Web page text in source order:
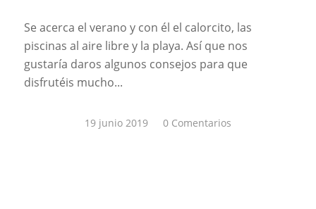
Se acerca el verano y con él el calorcito, las
piscinas al aire libre y la playa. Así que nos
gustaría daros algunos consejos para que
disfrutéis mucho...
19 junio 2019
/ 0 Comentarios